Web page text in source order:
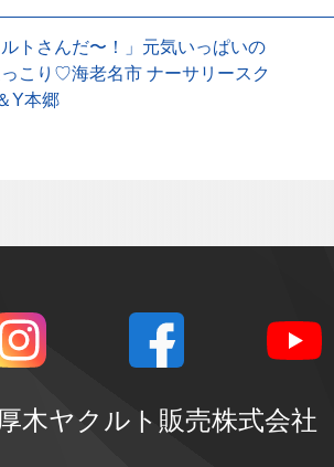
ルトさんだ〜！」元気いっぱいの
こり♡海老名市 ナーサリースク
Y本郷
厚木ヤクルト販売株式会社